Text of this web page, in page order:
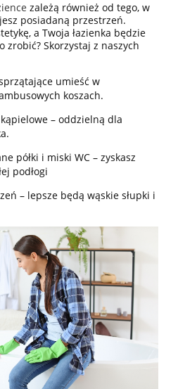
zależą również od tego, w
posiadaną przestrzeń.
a Twoja łazienka będzie
zrobić? Skorzystaj z naszych
umieść w
koszach.
– oddzielną dla
półki i miski WC – zyskasz
podłogi
– lepsze będą wąskie słupki i